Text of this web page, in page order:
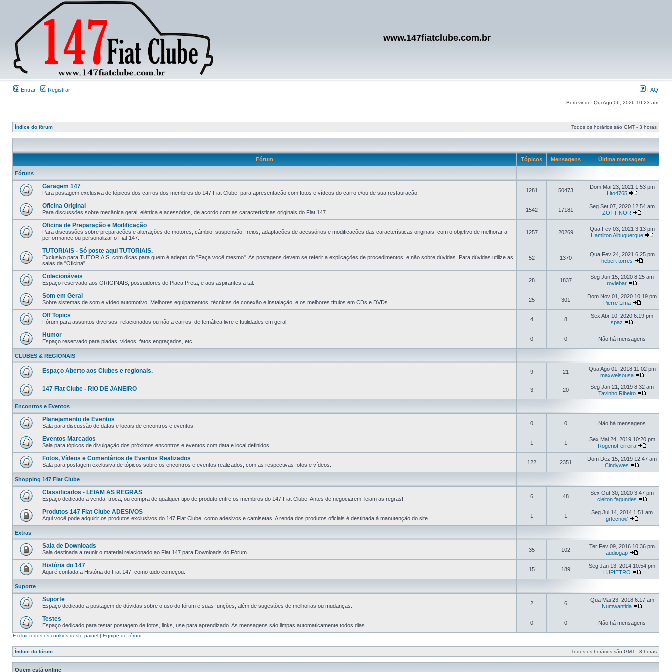
www.147fiatclube.com.br
Entrar Registrar FAQ
Bem-vindo: Qui Ago 06, 2026 10:23 am
Índice do fórum Todos os horários são GMT - 3 horas
Fórum Tópicos Mensagens Última mensagem
Fóruns
Garagem 147
Para postagem exclusiva de tópicos dos carros dos membros do 147 Fiat Clube, para apresentação com fotos e vídeos do carro e/ou de sua restauração. 1281 50473
Dom Mai 23, 2021 1:53 pm
Lito4765
Oficina Original
Para discussões sobre mecânica geral, elétrica e acessórios, de acordo com as características originais do Fiat 147. 1542 17181
Seg Set 07, 2020 12:54 am
ZOTTINOR
Oficina de Preparação e Modificação
Para discussões sobre preparações e alterações de motores, câmbio, suspensão, freios, adaptações de acessórios e modificações das características originais, com o objetivo de melhorar a
performance ou personalizar o Fiat 147.
1257 20269
Qua Fev 03, 2021 3:13 pm
Hamilton Albuquerque
TUTORIAIS - Só poste aqui TUTORIAIS.
Exclusivo para TUTORIAIS, com dicas para quem é adepto do "Faça você mesmo". As postagens devem se referir a explicações de procedimentos, e não sobre dúvidas. Para dúvidas utilize as
salas da "Oficina".
52 1370
Qua Fev 24, 2021 6:25 pm
hebert torres
Colecionáveis
Espaço reservado aos ORIGINAIS, possuidores de Placa Preta, e aos aspirantes a tal. 28 1837
Seg Jun 15, 2020 8:25 am
roviebar
Som em Geral
Sobre sistemas de som e ví­deo automotivo. Melhores equipamentos, técnicas de conexão e instalação, e os melhores tí­tulos em CDs e DVDs. 25 301
Dom Nov 01, 2020 10:19 pm
Pierre Lima
Off Topics
Fórum para assuntos diversos, relacionados ou não a carros, de temática livre e futilidades em geral. 4 8
Sex Abr 10, 2020 6:19 pm
spaz
Humor
Espaço reservado para piadas, videos, fatos engraçados, etc. 0 0 Não há mensagens
CLUBES & REGIONAIS
Espaço Aberto aos Clubes e regionais. 9 21
Qua Ago 01, 2018 11:02 pm
maxwelsousa
147 Fiat Clube - RIO DE JANEIRO 3 20
Seg Jan 21, 2019 8:32 am
Tavinho Ribeiro
Encontros e Eventos
Planejamento de Eventos
Sala para discussão de datas e locais de encontros e eventos. 0 0 Não há mensagens
Eventos Marcados
Sala para tópicos de divulgação dos próximos encontros e eventos com data e local definidos. 1 1
Sex Mai 24, 2019 10:20 pm
RogerioFerreira
Fotos, Vídeos e Comentários de Eventos Realizados
Sala para postagem exclusiva de tópicos sobre os encontros e eventos realizados, com as respectivas fotos e vídeos. 122 2351
Dom Dez 15, 2019 12:47 am
Cindywes
Shopping 147 Fiat Clube
Classificados - LEIAM AS REGRAS
Espaço dedicado a venda, troca, ou compra de qualquer tipo de produto entre os membros do 147 Fiat Clube. Antes de negociarem, leiam as regras! 6 48
Sex Out 30, 2020 3:47 pm
cleiton fagundes
Produtos 147 Fiat Clube ADESIVOS
Aqui você pode adquirir os produtos exclusivos do 147 Fiat Clube, como adesivos e camisetas. A renda dos produtos oficiais é destinada à manutenção do site. 1 1
Seg Jul 14, 2014 1:51 am
grtecno®
Extras
Sala de Downloads
Sala destinada a reunir o material relacionado ao Fiat 147 para Downloads do Fórum. 35 102
Ter Fev 09, 2016 10:36 pm
audiogap
História do 147
Aqui é contada a História do Fiat 147, como tudo começou. 15 189
Seg Jan 13, 2014 10:54 pm
LUPIETRO
Suporte
Suporte
Espaço dedicado a postagem de dúvidas sobre o uso do fórum e suas funções, além de sugestões de melhorias ou mudanças. 2 6
Qua Mai 23, 2018 6:17 am
Numwantida
Testes
Espaço dedicado para testar postagem de fotos, links, use para aprendizado. As mensagens são limpas automaticamente todos dias. 0 0 Não há mensagens
Excluir todos os cookies deste painel | Equipe do fórum
Índice do fórum Todos os horários são GMT - 3 horas
Quem está online